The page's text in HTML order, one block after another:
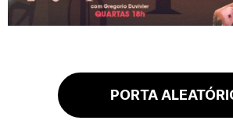
PORTA